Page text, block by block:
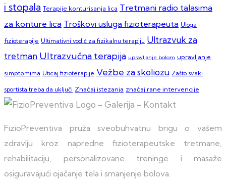
i stopala Terapije konturisanja lica Tretmani radio talasima
za konture lica Troškovi usluga fizioterapeuta Uloga
fizioterapije Ultimativni vodič za fizikalnu terapiju Ultrazvuk za
tretman Ultrazvučna terapija upravljanje bolom upravljanje
simptomima Uticaj fizioterapije Vežbe za skoliozu Zašto svaki
sportista treba da uključi Značaj istezanja značaj rane intervencije
FizioPreventiva pruža sveobuhvatnu brigu o vašem
zdravlju kroz napredne fizioterapeutske tretmane,
rehabilitaciju, personalizovane treninge i masaže
osiguravajući ojačanje tela i smanjenje bolova.